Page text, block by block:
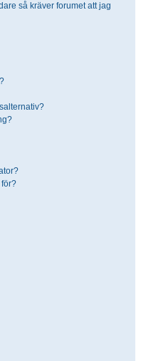
så kräver forumet att jag
för?